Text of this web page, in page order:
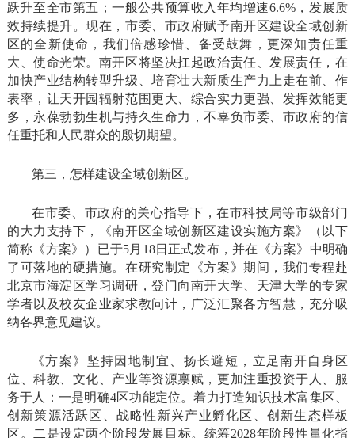
跃升至全市第五；一般公共预算收入年均增速6.6%，发展质
效持续提升。现在，市委、市政府赋予南开区建设全域创新
区的全新使命，我们倍感珍惜、备受鼓舞，更深知责任重
大、使命光荣。南开区将坚决扛起政治责任、发展责任，在
加快产业结构转型升级、培育壮大新质生产力上走在前、作
表率，让天开园辐射范围更大、综合实力更强、发挥效能更
多，永葆勃勃生机与持久生命力，不辜负市委、市政府的信
任重托和人民群众的殷切期望。
第三，怎样建设全域创新区。
在市委、市政府的关心指导下，在市科技局等市级部门
的大力支持下，《南开区全域创新区建设实施方案》（以下
简称《方案》）已于5月18日正式发布，并在《方案》中明确
了可落地的硬措施。在研究制定《方案》期间，我们专程赴
北京市海淀区学习调研，登门向南开大学、天津大学的专家
学者以及校友企业家求教问计，广泛汇聚各方智慧，充分吸
纳各界意见建议。
《方案》坚持因地制宜、扬长避短，立足南开自身区
位、科教、文化、产业等资源禀赋，更加注重投资于人、服
务于人：一是明确4区功能定位。着力打造知识技术富集区、
创新策源活跃区、战略性新兴产业孵化区、创新生态样板
区。二是设定两个阶段发展目标。统筹2028年阶段性量化指